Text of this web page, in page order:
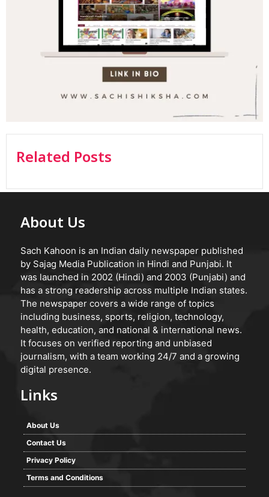
Related Posts
About Us
Sach Kahoon is an Indian daily newspaper published
by Sajag Media Publication in Hindi and Punjabi. It
was launched in 2002 (Hindi) and 2003 (Punjabi) and
has a strong readership across multiple Indian states.
The newspaper covers a wide range of topics
including business, sports, religion, technology,
health, education, and national & international news.
It focuses on verified reporting and unbiased
journalism, with a team working 24/7 and a growing
digital presence.
Links
About Us
Contact Us
Privacy Policy
Terms and Conditions